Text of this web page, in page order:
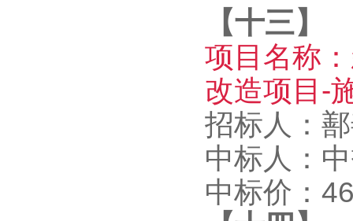
【十三】
项目名称：
改造项目-
招标人：
中标人：
中标价：